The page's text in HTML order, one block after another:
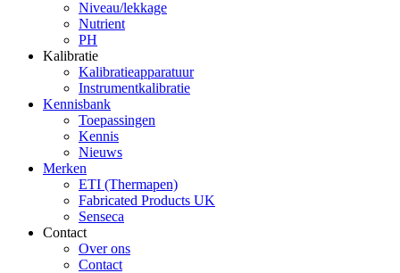
Niveau/lekkage
Nutrient
PH
Kalibratie
Kalibratieapparatuur
Instrumentkalibratie
Kennisbank
Toepassingen
Kennis
Nieuws
Merken
ETI (Thermapen)
Fabricated Products UK
Senseca
Contact
Over ons
Contact